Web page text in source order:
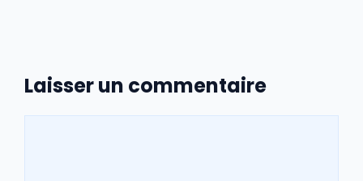
Laisser un commentaire